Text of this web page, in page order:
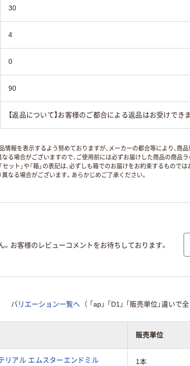
30
4
0
90
【返品について】お客様のご都合による返品はお受けでき
報を表示するよう努めておりますが、メーカーの都合等により、商品
る場合がございますので、ご使用前には必ずお届けした商品の商品
ット」や「箱」の表記は、必ずしも箱でのお届けをお約束するものでは
なる場合がございます。あらかじめご了承ください。
お客様のレビューコメントをお待ちしております。
バリエーション一覧へ （ 「ap」 「D1」 「販売単位」違いで全
販売単位
リアル エムスターエンドミル
1本